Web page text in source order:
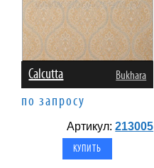
Calcutta Bukhara
по запросу
Артикул:213005